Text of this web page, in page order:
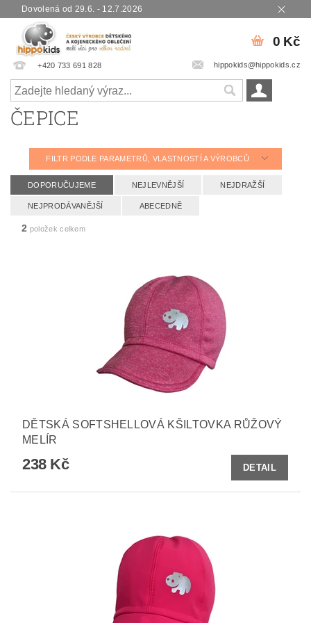
Dovolená od 29.6. - 12.7.2026
+420 733 691 828 hippokids@hippokids.cz
0 Kč
ČEPICE
FILTR PODLE PARAMETRŮ, VLASTNOSTÍ A VÝROBCŮ
DOPORUČUJEME NEJLEVNĚJŠÍ NEJDRAŽŠÍ
NEJPRODÁVANĚJŠÍ ABECEDNĚ
2 položek celkem
DĚTSKÁ SOFTSHELLOVÁ KŠILTOVKA RŮŽOVÝ
MELÍR
238 Kč DETAIL